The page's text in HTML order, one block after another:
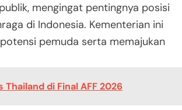
mengingat pentingnya posisi
di Indonesia. Kementerian ini
pemuda serta memajukan
di Final AFF 2026